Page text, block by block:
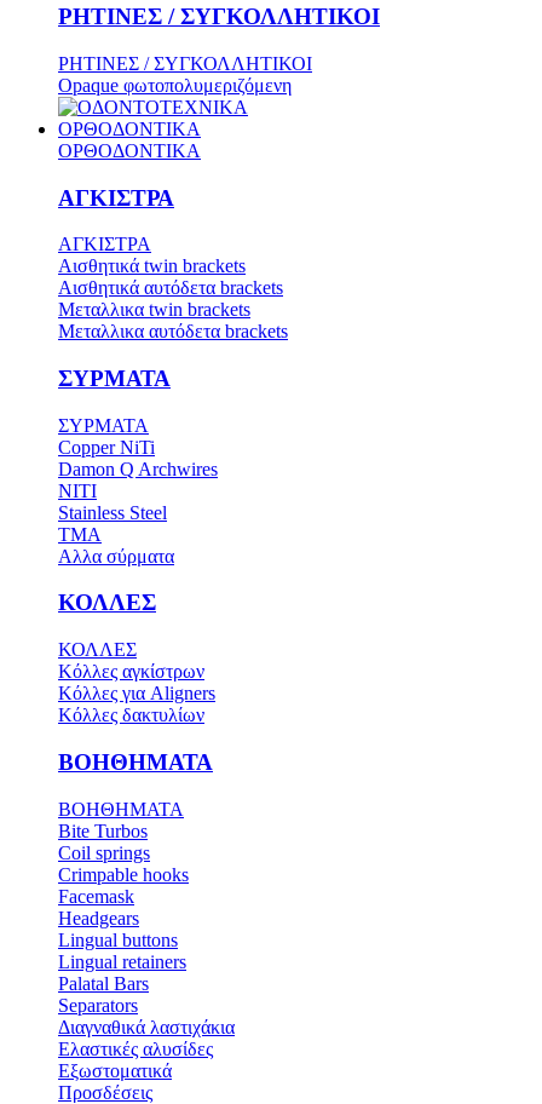
ΡΗΤΙΝΕΣ / ΣΥΓΚΟΛΛΗΤΙΚΟΙ
ΡΗΤΙΝΕΣ / ΣΥΓΚΟΛΛΗΤΙΚΟΙ
Opaque φωτοπολυμεριζόμενη
ΟΡΘΟΔΟΝΤΙΚΑ
ΟΡΘΟΔΟΝΤΙΚΑ
ΑΓΚΙΣΤΡΑ
ΑΓΚΙΣΤΡΑ
Aισθητικά twin brackets
Αισθητικά αυτόδετα brackets
Μεταλλικα twin brackets
Μεταλλικα αυτόδετα brackets
ΣΥΡΜΑΤΑ
ΣΥΡΜΑΤΑ
Copper NiTi
Damon Q Archwires
NITI
Stainless Steel
TMA
Αλλα σύρματα
ΚΟΛΛΕΣ
ΚΟΛΛΕΣ
Κόλλες αγκίστρων
Κόλλες για Aligners
Κόλλες δακτυλίων
ΒΟΗΘΗΜΑΤΑ
ΒΟΗΘΗΜΑΤΑ
Bite Turbos
Coil springs
Crimpable hooks
Facemask
Headgears
Lingual buttons
Lingual retainers
Palatal Bars
Separators
Διαγναθικά λαστιχάκια
Ελαστικές αλυσίδες
Εξωστοματικά
Προσδέσεις